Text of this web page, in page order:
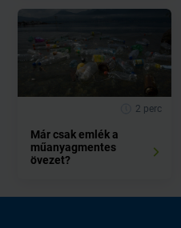
2 perc
Már csak emlék a
műanyagmentes
övezet?